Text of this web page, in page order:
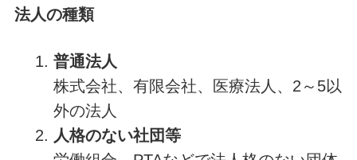
法人の種類
普通法人
株式会社、有限会社、医療法人、2～5以
外の法人
人格のない社団等